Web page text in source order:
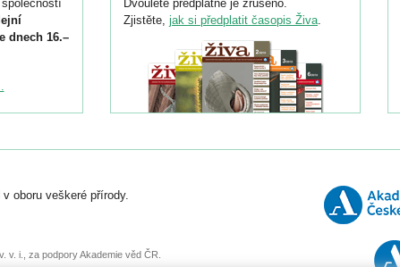
dnech 16.–
nebo
Dvouleté předplatné je zrušeno.
Zjistěte, jak si předplatit časopis Živa.
oboru veškeré přírody.
v. i., za podpory Akademie věd ČR.